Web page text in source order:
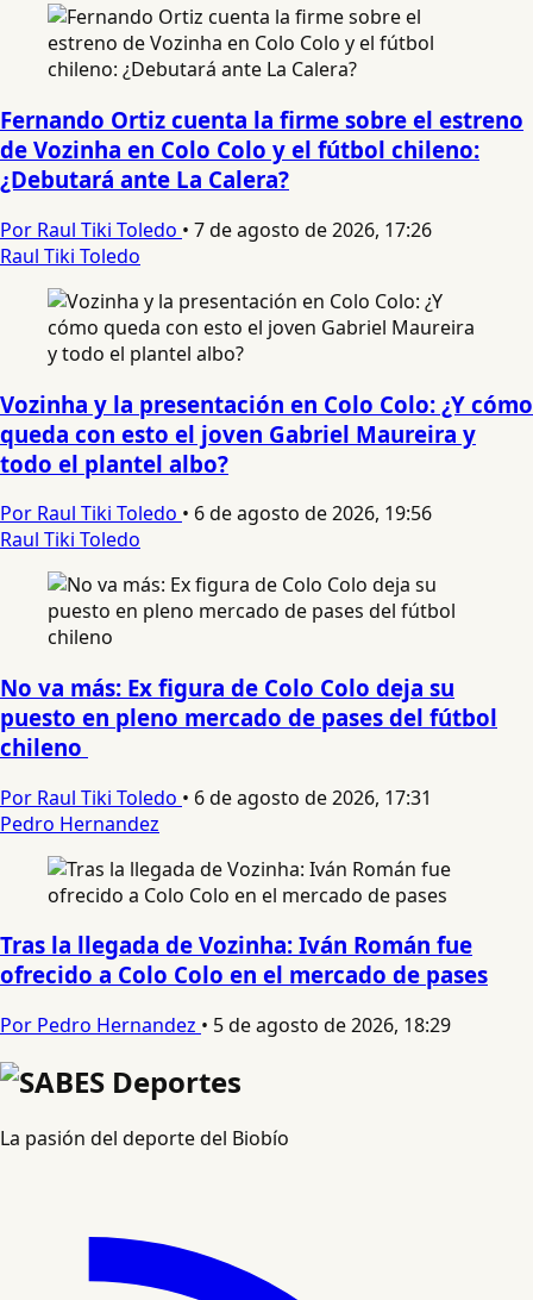
Fernando Ortiz cuenta la firme sobre el estreno
de Vozinha en Colo Colo y el fútbol chileno:
¿Debutará ante La Calera?
Por Raul Tiki Toledo • 7 de agosto de 2026, 17:26
Raul Tiki Toledo
Vozinha y la presentación en Colo Colo: ¿Y cómo
queda con esto el joven Gabriel Maureira y
todo el plantel albo?
Por Raul Tiki Toledo • 6 de agosto de 2026, 19:56
Raul Tiki Toledo
No va más: Ex figura de Colo Colo deja su
puesto en pleno mercado de pases del fútbol
chileno
Por Raul Tiki Toledo • 6 de agosto de 2026, 17:31
Pedro Hernandez
Tras la llegada de Vozinha: Iván Román fue
ofrecido a Colo Colo en el mercado de pases
Por Pedro Hernandez • 5 de agosto de 2026, 18:29
La pasión del deporte del Biobío